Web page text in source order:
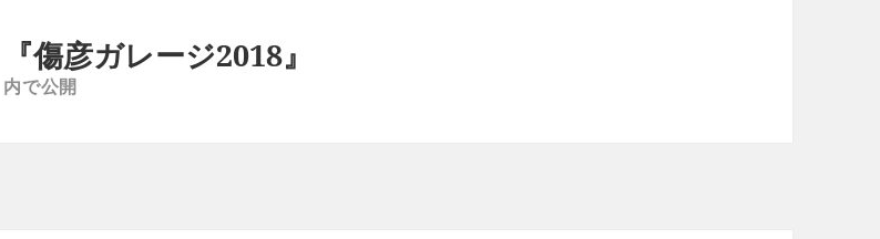
『傷彦ガレージ2018』
内で公開